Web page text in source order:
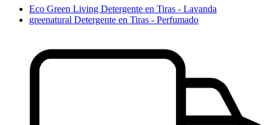
Eco Green Living Detergente en Tiras - Lavanda
greenatural Detergente en Tiras - Perfumado